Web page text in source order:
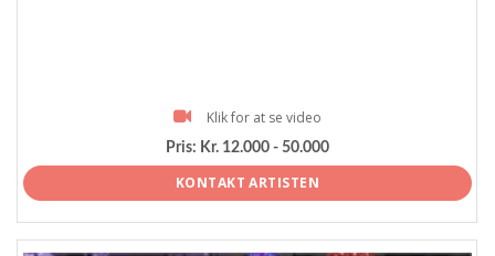
Klik for at se video
Pris: Kr. 12.000 - 50.000
KONTAKT ARTISTEN